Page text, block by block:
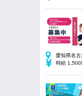
愛知県名
時給 1,500